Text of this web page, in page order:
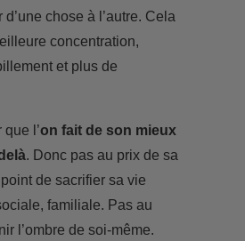
chose à l’autre. Cela
concentration,
et plus de
l’on fait de son mieux
. Donc pas au prix de sa
de sacrifier sa vie
familiale. Pas au
l’ombre de soi-même.